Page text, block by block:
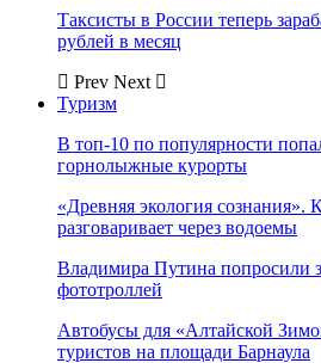
Таксисты в России теперь
рублей в месяц
Prev Next
Туризм
В топ-10 по популярности
горнолыжные курорты
«Древняя экология
разговаривает через водоемы
Владимира Путина попросили
фототроллей
Автобусы для «Алтайской
туристов на площади Барнаула